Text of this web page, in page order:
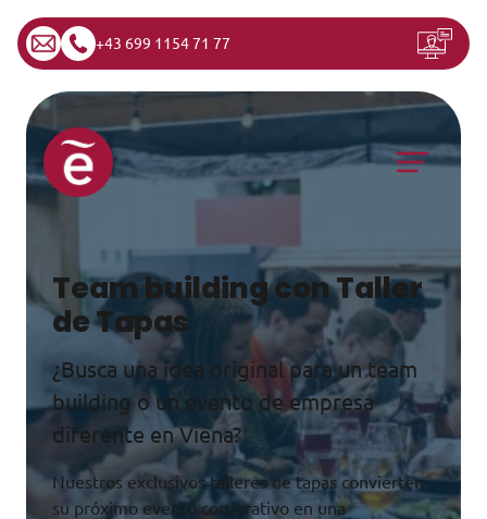
+43 699 1154 71 77
Saltar al contenido
Navegación principal
Team building con Taller
de Tapas
¿Busca una idea original para un team
building o un evento de empresa
diferente en Viena?
Nuestros exclusivos talleres de tapas convierten
su próximo evento corporativo en una